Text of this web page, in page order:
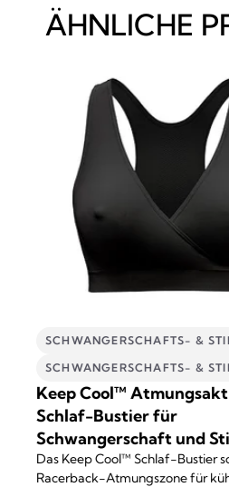
ÄHNLICHE
SCHWANGERSCHAFTS- &
SCHWANGERSCHAFTS- &
Keep Cool™
Schlaf-Bustier für
Schwangerschaft und
Das Keep Cool™ Schlaf-Bustier
Racerback-Atmungszone für